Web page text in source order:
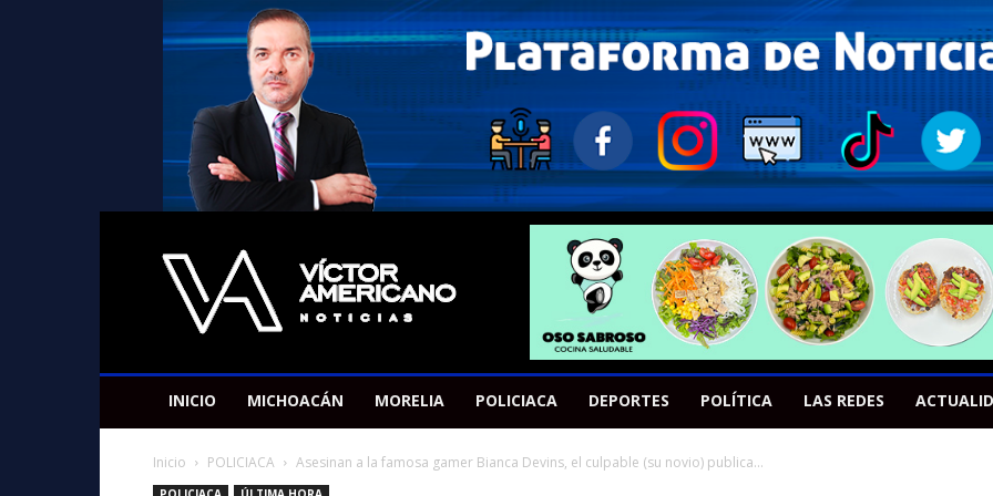
Americano
Victor
INICIO MICHOACÁN MORELIA POLICIACA DEPORTES POLÍTICA LAS REDES
Inicio POLICIACA Asesinan a la famosa gamer Bianca Devins, el culpable (su novio) publica...